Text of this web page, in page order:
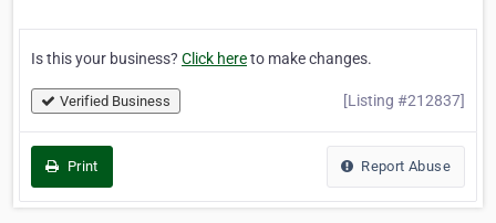
Is this your business? Click hereto make changes.
Verified Business [Listing #212837]
Print Report Abuse